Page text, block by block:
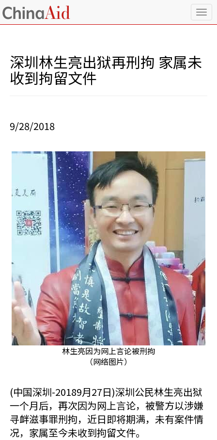
T
o
e
o
n
深圳林生亮出狱再刑拘 家属未
收到拘留文件
9/28/2018
林生亮因为网上言论被刑拘
（网络图片）
(中国深圳-20189月27日)深圳公民林生亮出狱
一个月后，再次因为网上言论，被警方以涉嫌
寻衅滋事罪刑拘，近日即将期满，未有案件情
况，家属至今未收到拘留文件。